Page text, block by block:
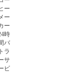
ー
ー
ー
時
バ
トラ
サ
ビ